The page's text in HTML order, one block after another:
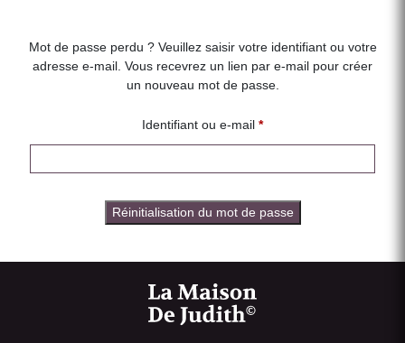
Mot de passe perdu ? Veuillez saisir votre identifiant ou votre
adresse e-mail. Vous recevrez un lien par e-mail pour créer
un nouveau mot de passe.
Identifiant ou e-mail *Obligatoire
Réinitialisation du mot de passe